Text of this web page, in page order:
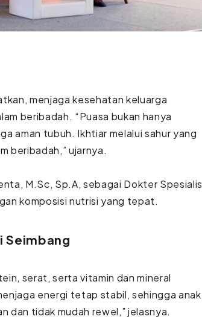
menjaga kesehatan keluarga
beribadah. “Puasa bukan hanya
aman tubuh. Ikhtiar melalui sahur yang
beribadah,” ujarnya.
M.Sc, Sp.A, sebagai Dokter Spesialis
komposisi nutrisi yang tepat.
Seimbang
serat, serta vitamin dan mineral
energi tetap stabil, sehingga anak
dan tidak mudah rewel,” jelasnya.